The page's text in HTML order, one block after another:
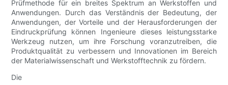
Prüfmethode für ein breites Spektrum an Werkstoffen und
Anwendungen. Durch das Verständnis der Bedeutung, der
Anwendungen, der Vorteile und der Herausforderungen der
Eindruckprüfung können Ingenieure dieses leistungsstarke
Werkzeug nutzen, um ihre Forschung voranzutreiben, die
Produktqualität zu verbessern und Innovationen im Bereich
der Materialwissenschaft und Werkstofftechnik zu fördern.
Die